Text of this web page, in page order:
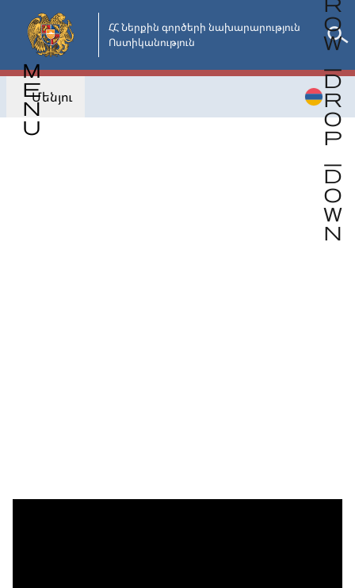
Անցնել
հիմնական
բովանդակությանը
ՀՀ Ներքին գործերի նախարարություն
Ոստիկանություն
Մենյու